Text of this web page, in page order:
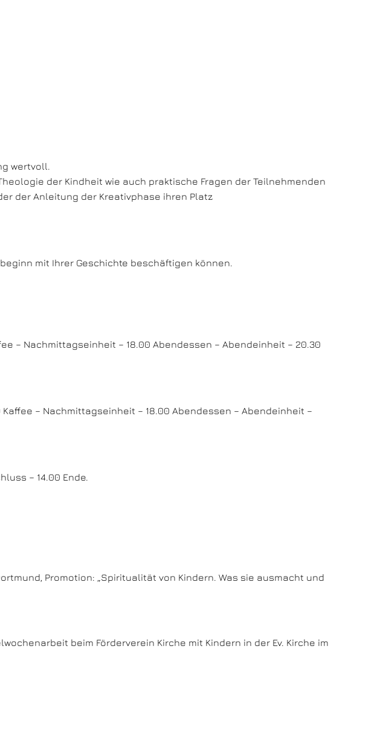
wertvoll.
der Kindheit wie auch praktische Fragen der Teilnehmenden
der Anleitung der Kreativphase ihren Platz
mit Ihrer Geschichte beschäftigen können.
– Nachmittagseinheit – 18.00 Abendessen – Abendeinheit – 20.30
– Nachmittagseinheit – 18.00 Abendessen – Abendeinheit –
– 14.00 Ende.
Promotion: „Spiritualität von Kindern. Was sie ausmacht und
beim Förderverein Kirche mit Kindern in der Ev. Kirche im